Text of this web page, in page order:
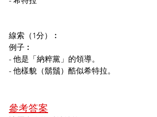
線索 （1分）
︰
例子︰
- 他是「納粹黨」的領導。
- 他樣貌（鬍鬚）酷似希特拉。
參考答案